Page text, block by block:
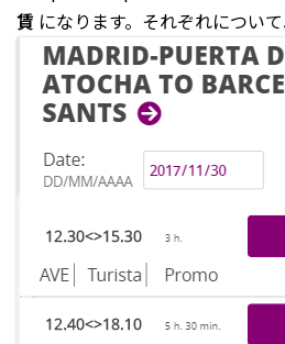
賃 になります。それぞれについて